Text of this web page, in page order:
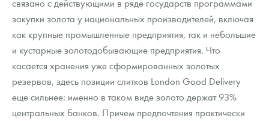
связано с действующими в ряде государств программами
закупки золота у национальных производителей, включая
как крупные промышленные предприятия, так и небольшие
и кустарные золотодобывающие предприятия. Что
касается хранения уже сформированных золотых
резервов, здесь позиции слитков London Good Delivery
еще сильнее: именно в таком виде золото держат 93%
центральных банков. Причем предпочтения практически